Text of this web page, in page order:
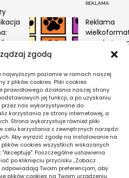
zgodą
poziomie w ramach naszej
z plików cookies. Pliki cookies
prawidłowego działania naszej strony
jej funkcji, a po uzyskaniu
nas wykorzystywane do
korzystania ze strony internetowej, a
Strona wykorzystuje również pliki
celu korzystania z zewnętrznych narzędzi
Aby wyrazić zgodę na instalowanie na
cookies wszystkich wskazanych
Poszczególne ustawienia
po kliknięciu przycisku „Zobacz
Twoim preferencjom, aby
plików cookies na Twoim urządzeniu
REKLAMA
Reklama
przed
lokalu: wybór
16°C
17 _ 12°